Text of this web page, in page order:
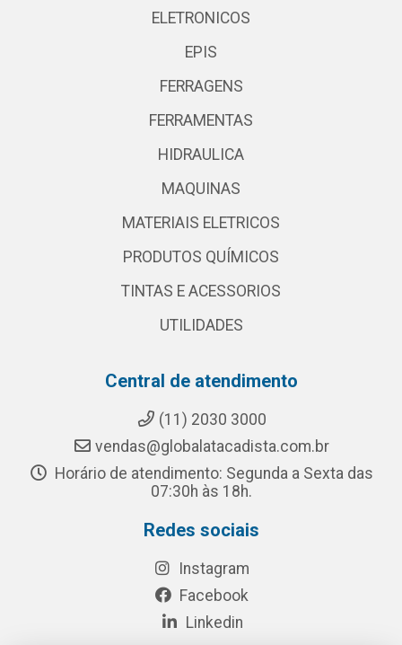
ELETRONICOS
EPIS
FERRAGENS
FERRAMENTAS
HIDRAULICA
MAQUINAS
MATERIAIS ELETRICOS
PRODUTOS QUÍMICOS
TINTAS E ACESSORIOS
UTILIDADES
Central de atendimento
(11) 2030 3000
vendas@globalatacadista.com.br
Horário de atendimento: Segunda a Sexta das
07:30h às 18h.
Redes sociais
Instagram
Facebook
Linkedin